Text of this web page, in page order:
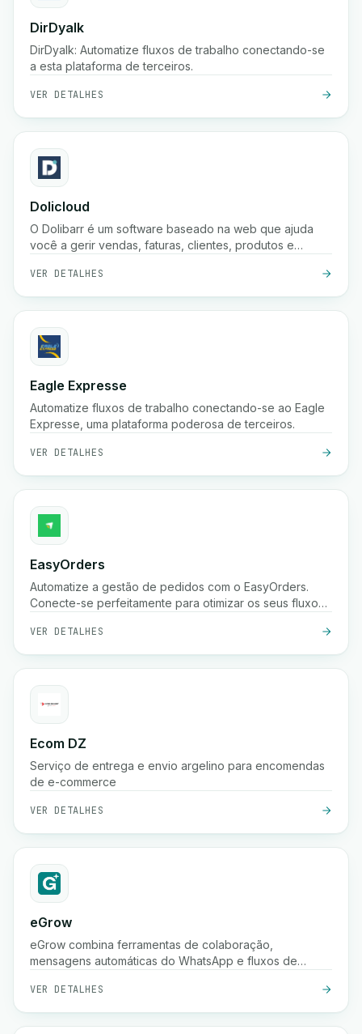
DirDyalk
DirDyalk: Automatize fluxos de trabalho conectando-se
a esta plataforma de terceiros.
VER DETALHES
Dolicloud
O Dolibarr é um software baseado na web que ajuda
você a gerir vendas, faturas, clientes, produtos e
VER DETALHES
Eagle Expresse
Automatize fluxos de trabalho conectando-se ao Eagle
Expresse, uma plataforma poderosa de terceiros.
VER DETALHES
EasyOrders
Automatize a gestão de pedidos com o EasyOrders.
Conecte-se perfeitamente para otimizar os seus fluxos
VER DETALHES
Ecom DZ
Serviço de entrega e envio argelino para encomendas
de e-commerce
VER DETALHES
eGrow
eGrow combina ferramentas de colaboração,
mensagens automáticas do WhatsApp e fluxos de
ajudando empresas de comércio eletrônico a crescer,
envolver clientes e gerir operações de forma contínua.
VER DETALHES